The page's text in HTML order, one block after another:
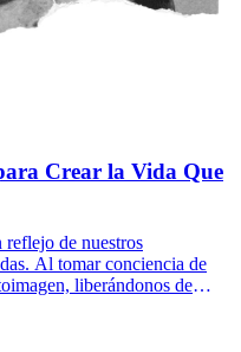
Crear la Vida Que
de nuestros
Al tomar conciencia de
liberándonos de
la vida que realmente